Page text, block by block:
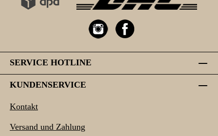
SERVICE HOTLINE
KUNDENSERVICE
Kontakt
Versand und Zahlung